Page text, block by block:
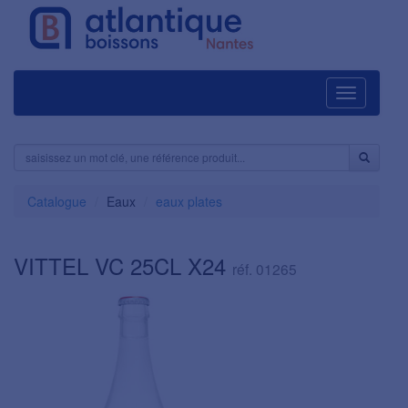
Navigation
Catalogue Eaux eaux plates
VITTEL VC 25CL X24 réf. 01265